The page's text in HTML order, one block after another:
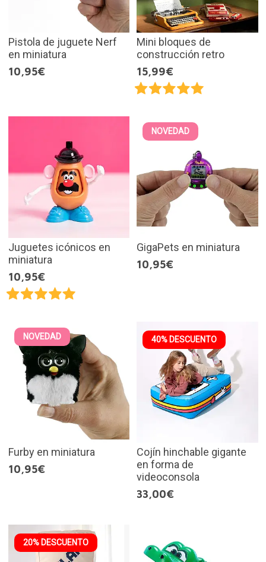
Pistola de juguete Nerf
en miniatura
10,95€
Mini bloques de
construcción retro
15,99€
Juguetes icónicos en
miniatura
10,95€
NOVEDAD
GigaPets en miniatura
10,95€
NOVEDAD
Furby en miniatura
10,95€
40% DESCUENTO
Cojín hinchable gigante
en forma de
videoconsola
33,00€
20% DESCUENTO